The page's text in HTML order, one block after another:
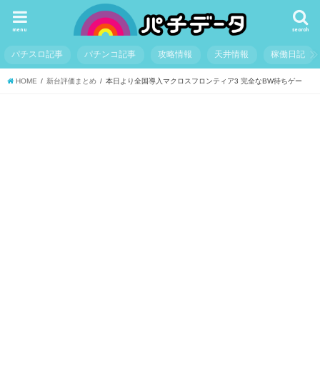
search
menu
パチスロ記事 パチンコ記事 攻略情報 天井情報 稼働日記
HOME 新台評価まとめ 本日より全国導入マクロスフロンティア3 完全なBW待ちゲー